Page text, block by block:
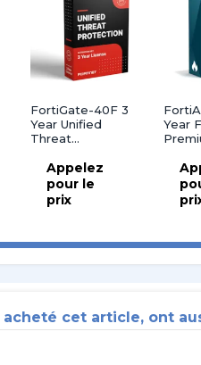
FortiGate-40F 3
Year Unified
Threat
(UTP)
Appelez
pour le
prix
Year
cet article, ont